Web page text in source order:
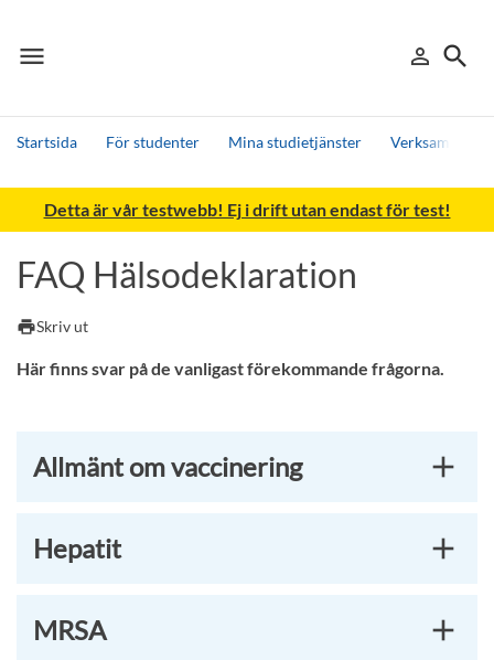
menu
Meny person_outline
Logga in
search
Sök
Startsida För studenter Mina studietjänster
Sök
Andra söktjänster
Detta är vår testwebb! Ej i drift utan endast för test!
FAQ Hälsodeklaration
printSkriv ut
Här finns svar på de vanligast förekommande frågorna.
Allmänt om vaccinering
Hepatit
MRSA